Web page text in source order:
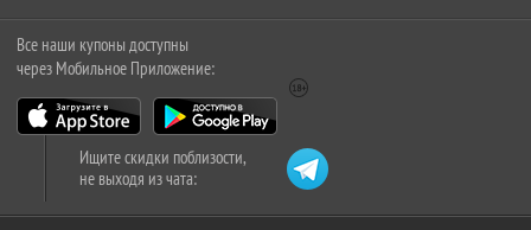
Все наши купоны доступны
через Мобильное Приложение:
Ищите скидки поблизости,
не выходя из чата: